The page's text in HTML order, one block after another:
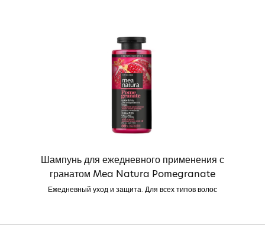
Шампунь для ежедневного применения с
гранатом Mea Natura Pomegranate
Ежедневный уход и защита. Для всех типов волос